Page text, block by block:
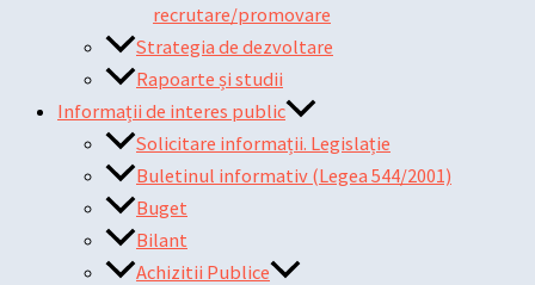
recrutare/promovare
Strategia de dezvoltare
Rapoarte și studii
Informații de interes public
Solicitare informații. Legislație
Buletinul informativ (Legea 544/2001)
Buget
Bilant
Achizitii Publice